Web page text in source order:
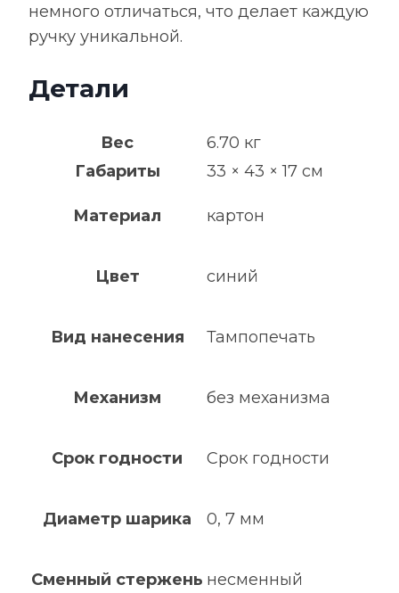
немного отличаться, что делает каждую
ручку уникальной.
Детали
Вес
6.70 кг
Габариты
33 × 43 × 17 см
Материал картон
Цвет синий
Вид нанесения Тампопечать
Механизм без механизма
Срок годности Срок годности
Диаметр шарика 0, 7 мм
Сменный стержень несменный